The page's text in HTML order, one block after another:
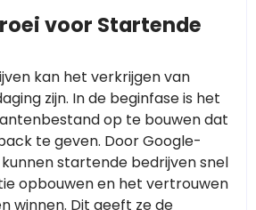
voor Startende
kan het verkrijgen van
zijn. In de beginfase is het
op te bouwen dat
te geven. Door Google-
startende bedrijven snel
opbouwen en het vertrouwen
winnen. Dit geeft ze de